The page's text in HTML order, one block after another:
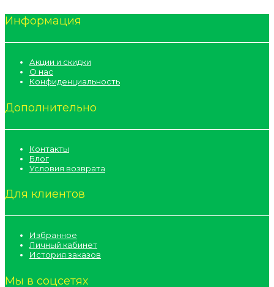
Информация
Акции и скидки
О нас
Конфиденциальность
Дополнительно
Контакты
Блог
Условия возврата
Для клиентов
Избранное
Личный кабинет
История заказов
Мы в соцсетях